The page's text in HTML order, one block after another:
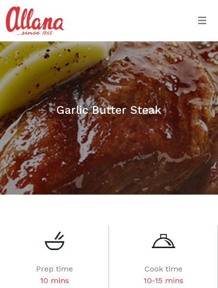
Garlic Butter Steak
Prep time
10 mins
Cook time
10-15 mins